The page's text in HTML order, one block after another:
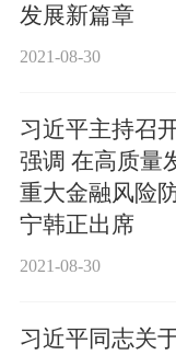
发展新篇章
2021-08-30
习近平主持召
强调 在高质量
重大金融风险
宁韩正出席
2021-08-30
习近平同志关